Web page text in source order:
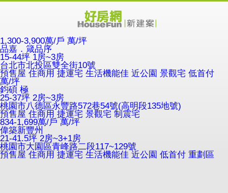
1,300-3,900萬/戶 萬/坪
品嘉．箴品序
15-44坪 1房~3房
台北市北投區雙全街10號
預售屋 住商用 捷運宅 生活機能佳 近公園 景觀宅 低首付
萬/坪
鈞碩 極
25-37坪 2房~3房
桃園市八德區永豐路572巷54號(高明段135地號)
預售屋 住商用 捷運宅 景觀宅 制震宅
834-1,699萬/戶 萬/坪
偉築新豐州
21-41.5坪 2房~3+1房
桃園市大園區青峰路二段117~129號
預售屋 住商用 捷運宅 生活機能佳 近公園 低首付 重劃區